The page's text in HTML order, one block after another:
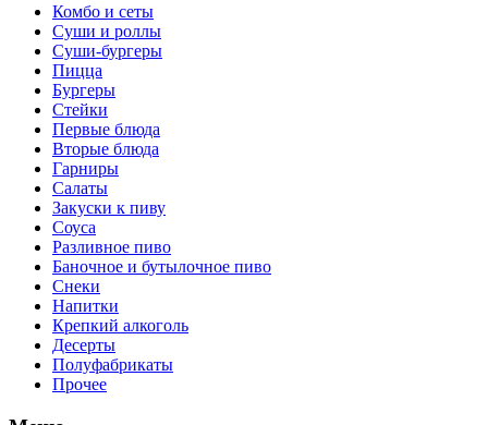
Комбо и сеты
Суши и роллы
Суши-бургеры
Пицца
Бургеры
Стейки
Первые блюда
Вторые блюда
Гарниры
Салаты
Закуски к пиву
Соуса
Разливное пиво
Баночное и бутылочное пиво
Снеки
Напитки
Крепкий алкоголь
Десерты
Полуфабрикаты
Прочее